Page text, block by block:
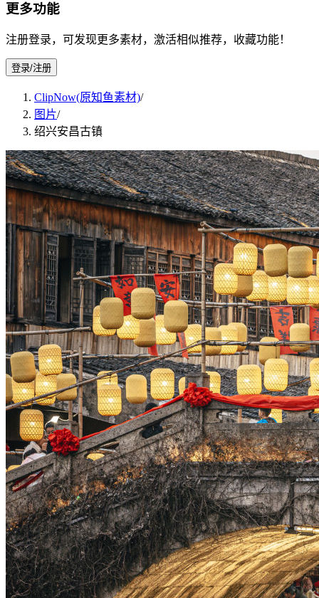
更多功能
注册登录，可发现更多素材，激活相似推荐，收藏功能！
登录/注册
ClipNow(原知鱼素材)/
图片/
绍兴安昌古镇